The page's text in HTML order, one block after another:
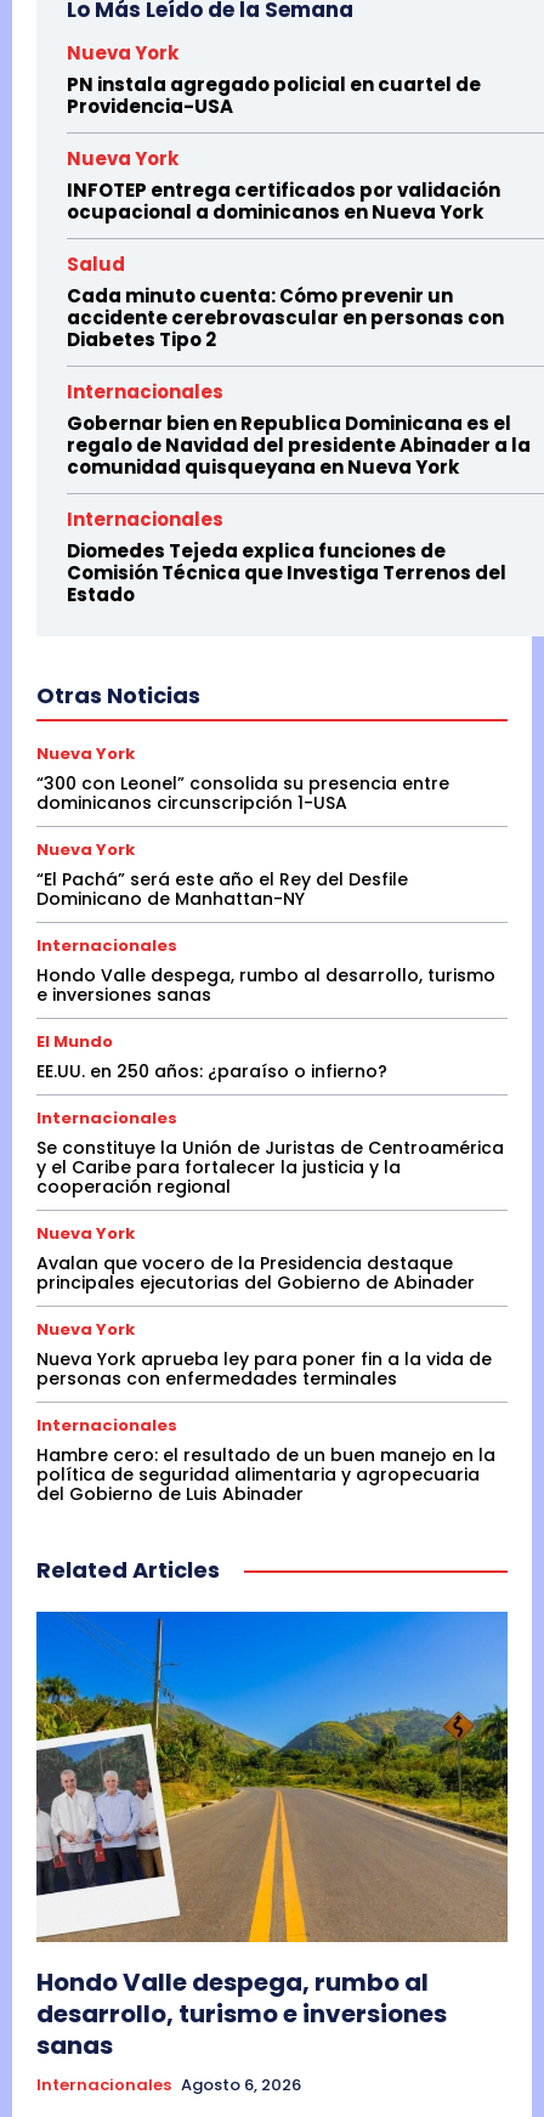
Lo Más Leído de la Semana
Nueva York
PN instala agregado policial en cuartel de
Providencia-USA
Nueva York
INFOTEP entrega certificados por validación
ocupacional a dominicanos en Nueva York
Salud
Cada minuto cuenta: Cómo prevenir un
accidente cerebrovascular en personas con
Diabetes Tipo 2
Internacionales
Gobernar bien en Republica Dominicana es el
regalo de Navidad del presidente Abinader a la
comunidad quisqueyana en Nueva York
Internacionales
Diomedes Tejeda explica funciones de
Comisión Técnica que Investiga Terrenos del
Estado
Otras Noticias
Nueva York
“300 con Leonel” consolida su presencia entre
dominicanos circunscripción 1-USA
Nueva York
“El Pachá” será este año el Rey del Desfile
Dominicano de Manhattan-NY
Internacionales
Hondo Valle despega, rumbo al desarrollo, turismo
e inversiones sanas
El Mundo
EE.UU. en 250 años: ¿paraíso o infierno?
Internacionales
Se constituye la Unión de Juristas de Centroamérica
y el Caribe para fortalecer la justicia y la
cooperación regional
Nueva York
Avalan que vocero de la Presidencia destaque
principales ejecutorias del Gobierno de Abinader
Nueva York
Nueva York aprueba ley para poner fin a la vida de
personas con enfermedades terminales
Internacionales
Hambre cero: el resultado de un buen manejo en la
política de seguridad alimentaria y agropecuaria
del Gobierno de Luis Abinader
Related Articles
Hondo Valle despega, rumbo al
desarrollo, turismo e inversiones
sanas
Internacionales Agosto 6, 2026